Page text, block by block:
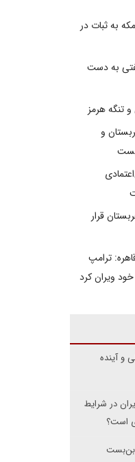
به ثبات در
نفتی به دست
تنگه هرمز
و
قرار
ترامپ
ویران کرد
و آینده
در شرایط
است؟
بن‌بست